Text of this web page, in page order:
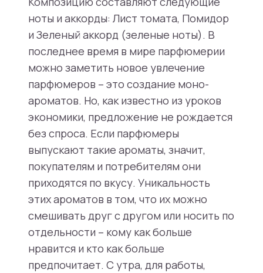
ноты и аккорды: Лист томата, Помидор
и Зеленый аккорд (зеленые ноты). В
последнее время в мире парфюмерии
можно заметить новое увлечение
парфюмеров – это создание моно-
ароматов. Но, как известно из уроков
экономики, предложение не рождается
без спроса. Если парфюмеры
выпускают такие ароматы, значит,
покупателям и потребителям они
приходятся по вкусу. Уникальность
этих ароматов в том, что их можно
смешивать друг с другом или носить по
отдельности – кому как больше
нравится и кто как больше
предпочитает. С утра, для работы,